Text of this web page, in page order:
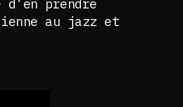
prendre
au jazz et